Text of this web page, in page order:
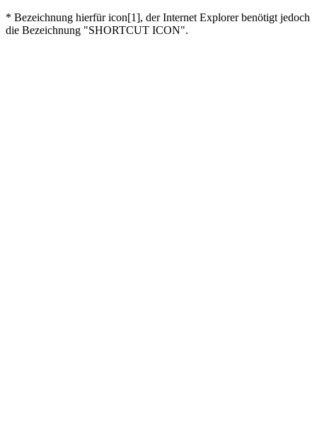
* Bezeichnung hierfür icon[1], der Internet Explorer benötigt jedoch
die Bezeichnung "SHORTCUT ICON".